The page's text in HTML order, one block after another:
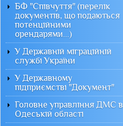
БФ "Співчуття" (перелік
документів, що подаються
потенційними
орендарями...)
У Державній міграційній
службі України
У Державному
підприємстві "Документ"
Головне управління ДМС в
Одеській області